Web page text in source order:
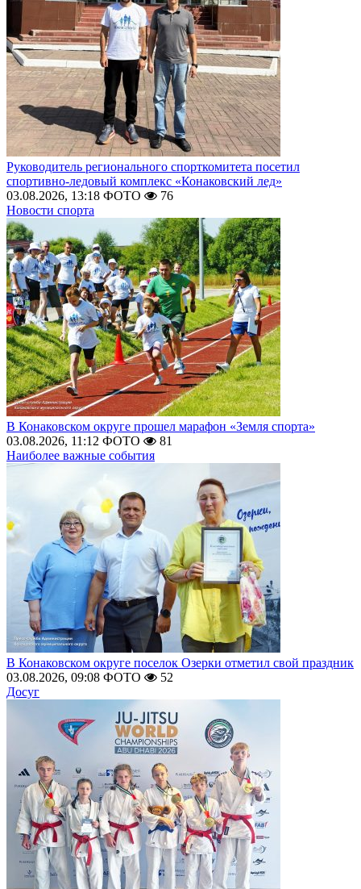
Руководитель регионального спорткомитета посетил
спортивно-ледовый комплекс «Конаковский лед»
03.08.2026, 13:18 ФОТО
76
Новости спорта
В Конаковском округе прошел марафон «Земля спорта»
03.08.2026, 11:12 ФОТО
81
Наиболее важные события
В Конаковском округе поселок Озерки отметил свой праздник
03.08.2026, 09:08 ФОТО
52
Досуг